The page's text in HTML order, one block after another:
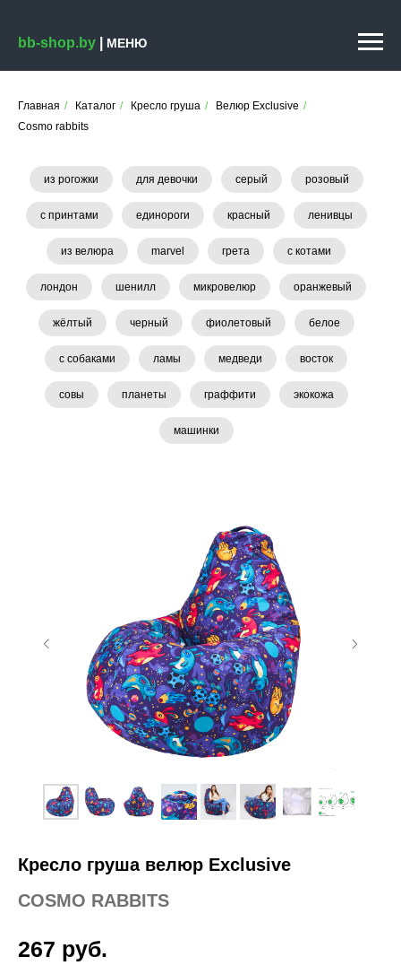
bb-shop.by МЕНЮ
Главная / Каталог / Кресло груша / Велюр Exclusive /
Cosmo rabbits
из рогожки для девочки серый розовый
с принтами единороги красный ленивцы
из велюра marvel грета с котами
лондон шенилл микровелюр оранжевый
жёлтый черный фиолетовый белое
с собаками ламы медведи восток
совы планеты граффити экокожа
машинки
Кресло груша велюр Exclusive
COSMO RABBITS
267 руб.